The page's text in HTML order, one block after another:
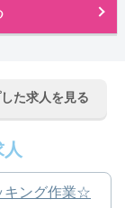
た求人を見る
キング作業☆